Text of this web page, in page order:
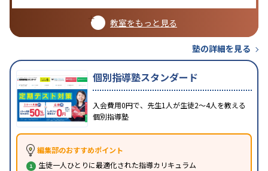
教室をもっと見る
塾の詳細を見る
個別指導塾スタンダード
入会費用0円で、先生1人が生徒2〜4人を教える
個別指導塾
編集部のおすすめポイント
生徒一人ひとりに最適化された指導カリキュラム